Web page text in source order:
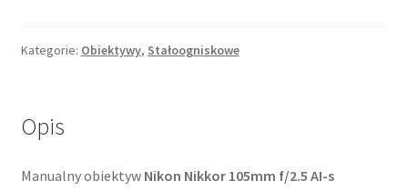
AI
Kategorie: Obiektywy, Stałoogniskowe
Opis
Manualny obiektyw Nikon Nikkor 105mm f/2.5 AI-s